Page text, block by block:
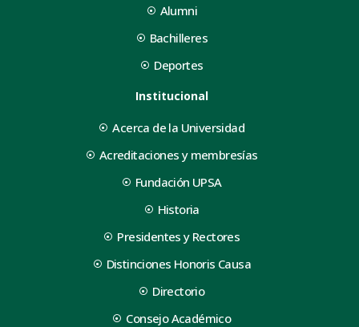
Alumni
Bachilleres
Deportes
Institucional
Acerca de la Universidad
Acreditaciones y membresías
Fundación UPSA
Historia
Presidentes y Rectores
Distinciones Honoris Causa
Directorio
Consejo Académico